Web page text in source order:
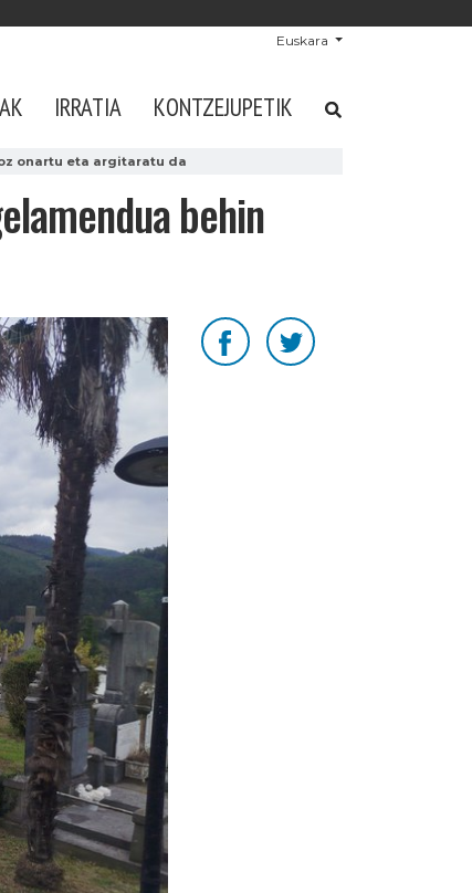
Euskara
IRRATIA KONTZEJUPETIK
onartu eta argitaratu da
behin